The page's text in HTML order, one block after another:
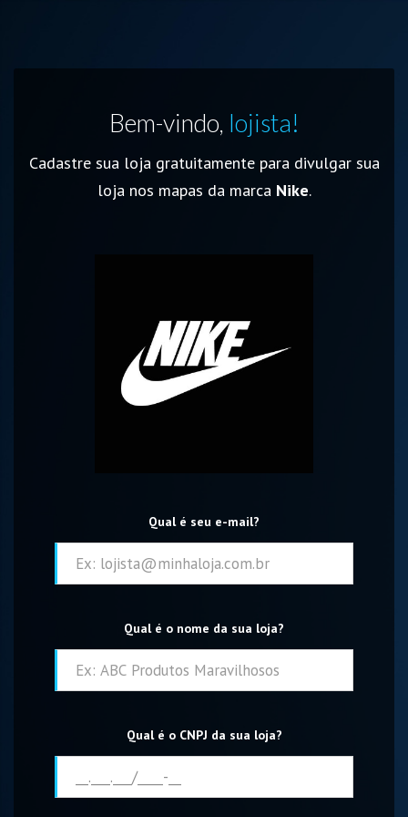
Bem-vindo, lojista!
Cadastre sua loja gratuitamente para divulgar sua
loja nos mapas da marca Nike.
Qual é seu e-mail?
Qual é o nome da sua loja?
Qual é o CNPJ da sua loja?